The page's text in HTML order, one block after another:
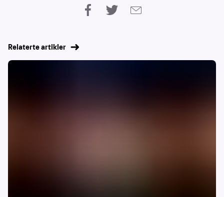
Relaterte artikler